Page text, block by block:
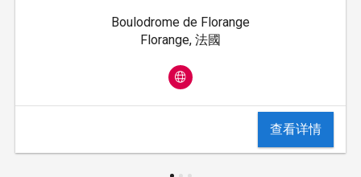
Boulodrome de Florange
Florange, 法國
查看详情